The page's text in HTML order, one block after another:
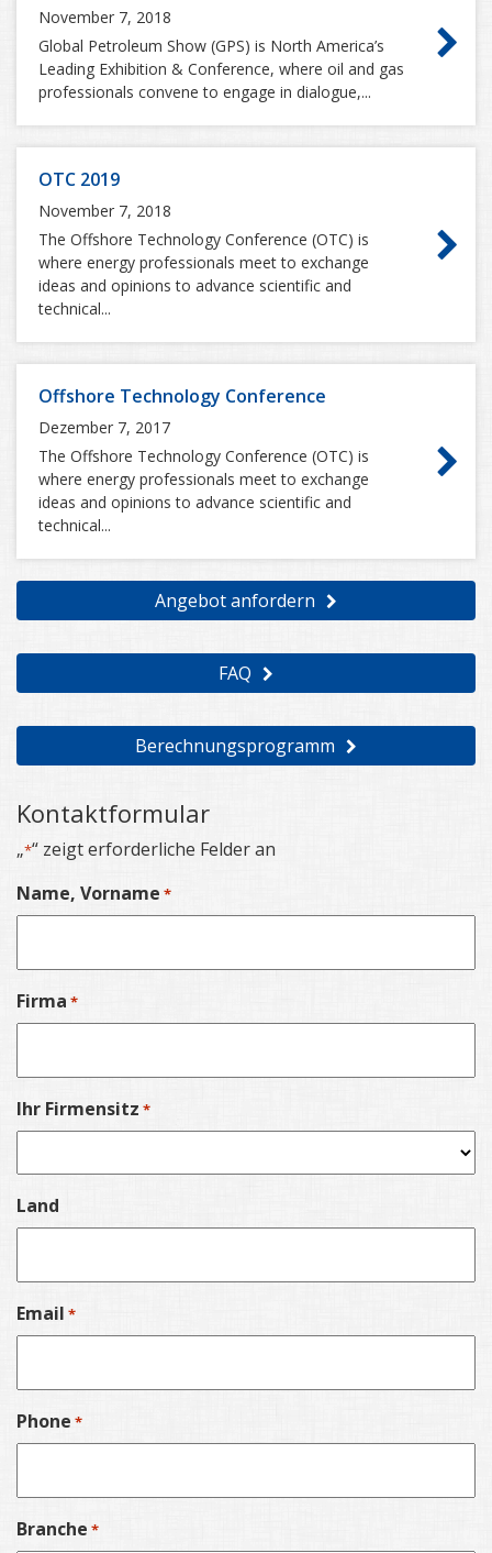
November 7, 2018
Global Petroleum Show (GPS) is North America’s
Leading Exhibition & Conference, where oil and gas
professionals convene to engage in dialogue,...
OTC 2019
November 7, 2018
The Offshore Technology Conference (OTC) is
where energy professionals meet to exchange
ideas and opinions to advance scientific and
technical...
Offshore Technology Conference
Dezember 7, 2017
The Offshore Technology Conference (OTC) is
where energy professionals meet to exchange
ideas and opinions to advance scientific and
technical...
Angebot anfordern
FAQ
Berechnungsprogramm
Kontaktformular
„*“ zeigt erforderliche Felder an
Name, Vorname *
Firma *
Ihr Firmensitz *
Land
Email *
Phone *
Branche *